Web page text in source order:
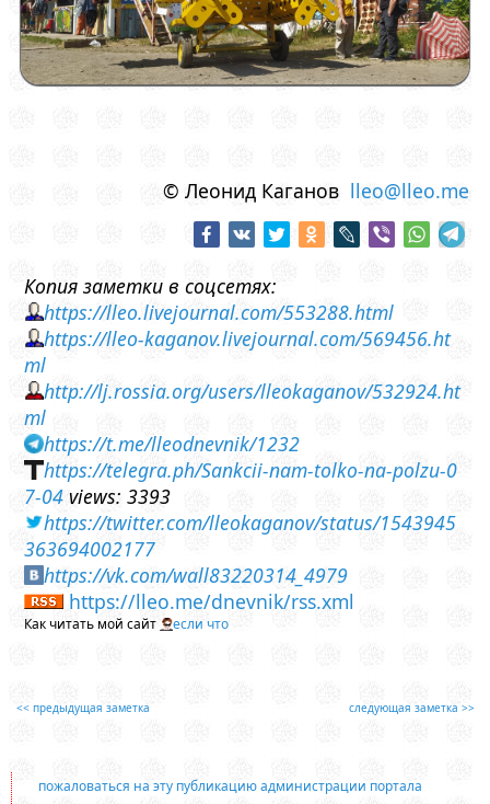
© Леонид Каганов lleo@lleo.me
Копия заметки в соцсетях:
https://lleo.livejournal.com/553288.html
https://lleo-kaganov.livejournal.com/569456.ht
ml
http://lj.rossia.org/users/lleokaganov/532924.ht
ml
https://t.me/lleodnevnik/1232
https://telegra.ph/Sankcii-nam-tolko-na-polzu-0
7-04 views: 3393
https://twitter.com/lleokaganov/status/1543945
363694002177
https://vk.com/wall83220314_4979
https://lleo.me/dnevnik/rss.xml
Как читать мой сайт если что
<< предыдущая заметка следующая заметка >>
пожаловаться на эту публикацию администрации портала